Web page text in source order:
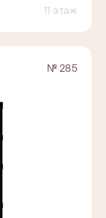
11 этаж
№ 285